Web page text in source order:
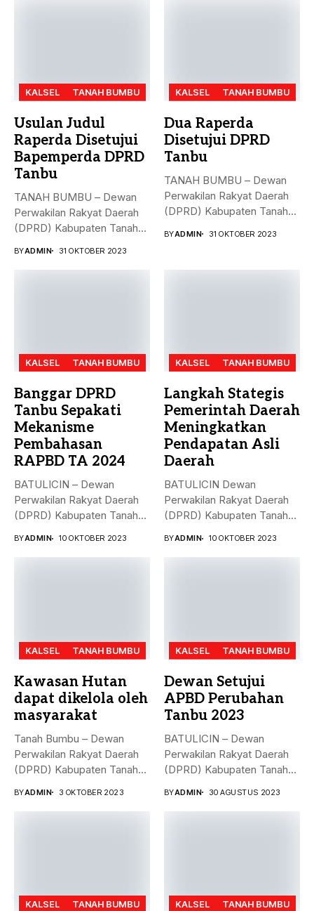
KALSEL TANAH BUMBU
Usulan Judul
Raperda Disetujui
Bapemperda DPRD
Tanbu
TANAH BUMBU – Dewan
Perwakilan Rakyat Daerah
(DPRD) Kabupaten Tanah
BYADMIN 31 OKTOBER 2023
KALSEL TANAH BUMBU
Dua Raperda
Disetujui DPRD
Tanbu
TANAH BUMBU – Dewan
Perwakilan Rakyat Daerah
(DPRD) Kabupaten Tanah
BYADMIN 31 OKTOBER 2023
KALSEL TANAH BUMBU
Banggar DPRD
Tanbu Sepakati
Mekanisme
Pembahasan
RAPBD TA 2024
BATULICIN – Dewan
Perwakilan Rakyat Daerah
(DPRD) Kabupaten Tanah
BYADMIN 10 OKTOBER 2023
KALSEL TANAH BUMBU
Langkah Stategis
Pemerintah Daerah
Meningkatkan
Pendapatan Asli
Daerah
BATULICIN Dewan
Perwakilan Rakyat Daerah
(DPRD) Kabupaten Tanah
BYADMIN 10 OKTOBER 2023
KALSEL TANAH BUMBU
Kawasan Hutan
dapat dikelola oleh
masyarakat
Tanah Bumbu – Dewan
Perwakilan Rakyat Daerah
(DPRD) Kabupaten Tanah
BYADMIN 3 OKTOBER 2023
KALSEL TANAH BUMBU
Dewan Setujui
APBD Perubahan
Tanbu 2023
BATULICIN – Dewan
Perwakilan Rakyat Daerah
(DPRD) Kabupaten Tanah
BYADMIN 30 AGUSTUS 2023
KALSEL TANAH BUMBU KALSEL TANAH BUMBU